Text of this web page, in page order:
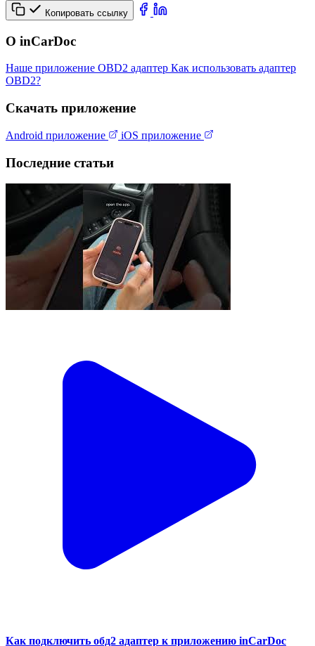
Копировать ссылку
О inCarDoc
Наше приложение OBD2 адаптер Как использовать адаптер
OBD2?
Скачать приложение
Android приложение iOS приложение
Последние статьи
Как подключить обд2 адаптер к приложению inCarDoc